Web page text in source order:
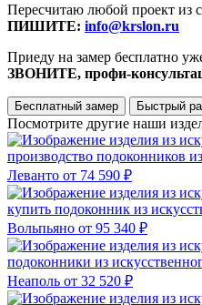
Пересчитаю любой проект из
ПИШИТЕ: info@krslon.ru
Приеду на замер бесплатно
ЗВОНИТЕ, профи-
Бесплатный замер Быстрый
Посмотрите другие наши
производство подоконников
Леванто от 74 590 ₽
купить подоконник из
Вольпьяно от 95 340 ₽
подоконники из
Неаполь от 32 520 ₽